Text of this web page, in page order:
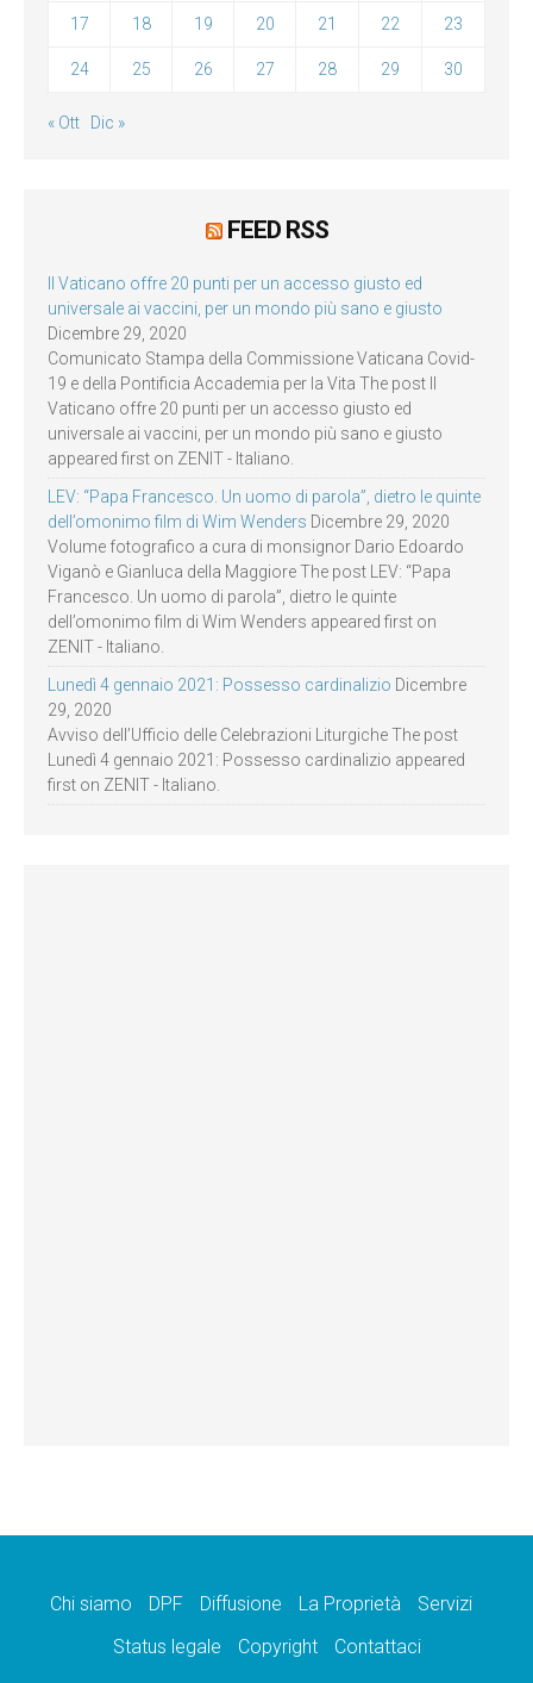
17 18 19 20 21 22 23
24 25 26 27 28 29 30
« Ott Dic »
FEED RSS
Il Vaticano offre 20 punti per un accesso giusto ed
universale ai vaccini, per un mondo più sano e giusto
Dicembre 29, 2020
Comunicato Stampa della Commissione Vaticana Covid-
19 e della Pontificia Accademia per la Vita The post Il
Vaticano offre 20 punti per un accesso giusto ed
universale ai vaccini, per un mondo più sano e giusto
appeared first on ZENIT - Italiano.
LEV: “Papa Francesco. Un uomo di parola”, dietro le quinte
dell’omonimo film di Wim Wenders Dicembre 29, 2020
Volume fotografico a cura di monsignor Dario Edoardo
Viganò e Gianluca della Maggiore The post LEV: “Papa
Francesco. Un uomo di parola”, dietro le quinte
dell’omonimo film di Wim Wenders appeared first on
ZENIT - Italiano.
Lunedì 4 gennaio 2021: Possesso cardinalizio Dicembre
29, 2020
Avviso dell’Ufficio delle Celebrazioni Liturgiche The post
Lunedì 4 gennaio 2021: Possesso cardinalizio appeared
first on ZENIT - Italiano.
Chi siamo DPF Diffusione La Proprietà
Servizi
Status legale
Copyright Contattaci